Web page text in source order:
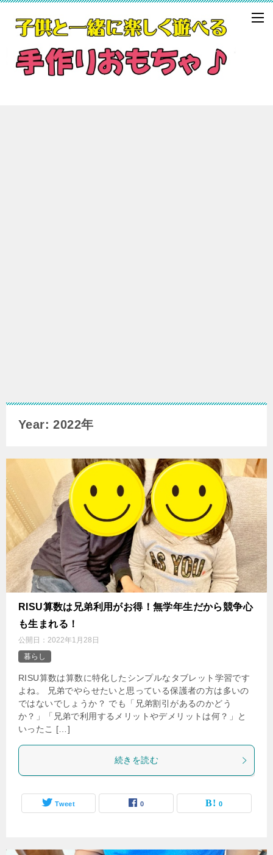
Year: 2022年
‌RISU算数は兄弟利用がお得！無学年生だから競争心
も生まれる！
公開日： 2022年1月28日
暮らし
RISU算数は算数に特化したシンプルなタブレット学習です
よね。 兄弟でやらせたいと思っている保護者の方は多いの
ではないでしょうか？ でも「兄弟割引があるのかどう
か？」「兄弟で利用するメリットやデメリットは何？」と
いったこ […]
続きを読む
Tweet 0 0